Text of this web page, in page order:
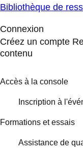
Bibliothèque de
Connexion
Créez un compte
contenu
Accès à la console
Inscription à
Formations et essais
Assistance de